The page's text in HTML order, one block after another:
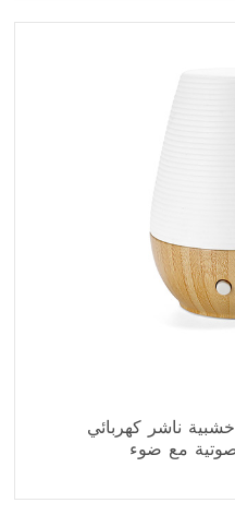
ناشر كهربائي
مع ضوء